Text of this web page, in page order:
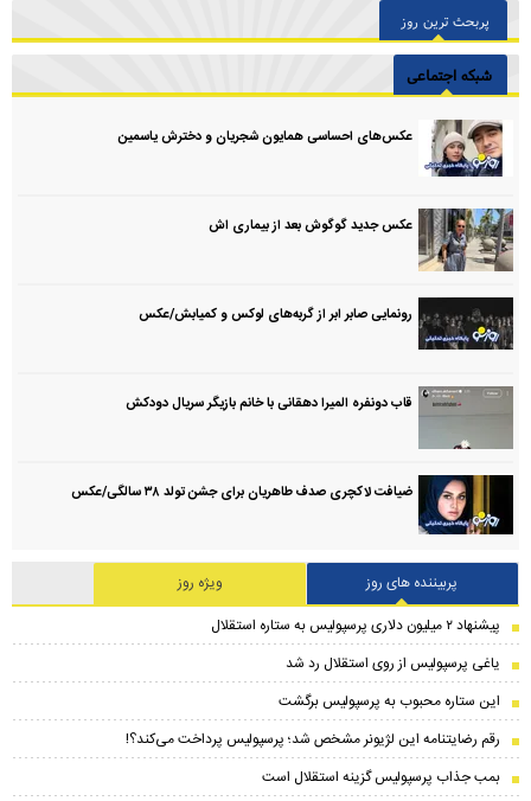
پربحث ترین روز
شبکه اجتماعی
عکس‌های احساسی همایون شجریان و دخترش یاسمین
عکس جدید گوگوش بعد از بیماری اش
رونمایی صابر ابر از گربه‌های لوکس و کمیابش/عکس
قاب دونفره المیرا دهقانی با خانم بازیگر سریال دودکش
ضیافت لاکچری صدف طاهریان برای جشن تولد ۳۸ سالگی‌/عکس
پربیننده های روز
ویژه روز
پیشنهاد ۲ میلیون دلاری پرسپولیس به ستاره استقلال
یاغی پرسپولیس از روی استقلال رد شد
این ستاره محبوب به پرسپولیس برگشت
رقم رضایتنامه این لژیونر مشخص شد؛ پرسپولیس پرداخت می‌کند؟!
بمب جذاب پرسپولیس گزینه استقلال است